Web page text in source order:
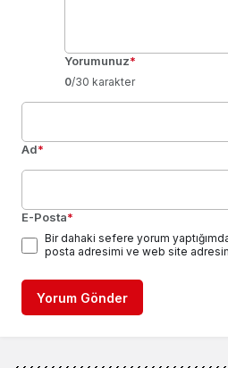
Yorumunuz*
0/30 karakter
Ad*
E-Posta*
Bir dahaki sefere yorum
posta adresimi ve web site
Yorum Gönder